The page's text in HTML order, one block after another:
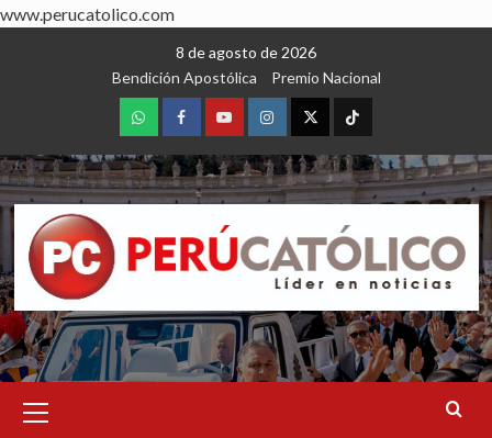
www.perucatolico.com
8 de agosto de 2026
Bendición Apostólica
Premio Nacional
WhatsAppFacebookYoutubeInstagram
X TikTok
Menu